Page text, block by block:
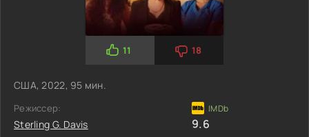
11 18
США, 2022, 95 мин.
Режиссер:
Sterling G. Davis 9.6